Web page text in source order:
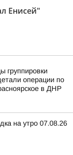
Енисей"
группировки
операции по
в ДНР
на утро 07.08.26